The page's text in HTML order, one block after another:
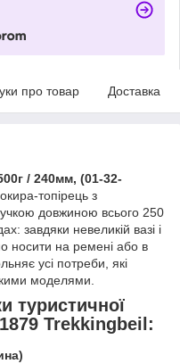
про товар Доставка
/ 240мм, (01-32-
топірець з
довжиною всього 250
завдяки невеликій вазі і
носити на ремені або в
усі потреби, які
моделями.
туристичної
Trekkingbeil: